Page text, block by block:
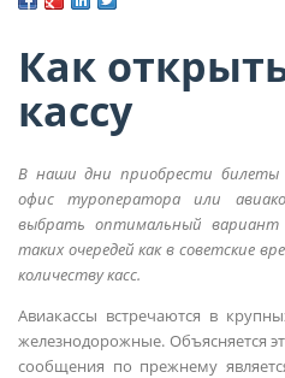
Как
кассу
В наши дни приобрести
офис туроператора или
выбрать оптимальный
таких очередей как в советские
количеству касс.
Авиакассы встречаются в
железнодорожные. Объясняется
сообщения по прежнему